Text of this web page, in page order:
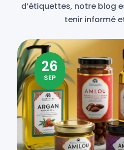
d’étiquettes, notre blog
tenir informé
26
SEP